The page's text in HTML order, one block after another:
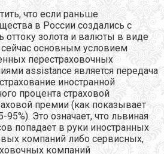
что если раньше
в России создались с
оттоку золота и валюты в виде
сейчас основным условием
перестраховочных
assistance является передача
иностранной
процента страховой
премии (как показывает
Это означает, что львиная
попадает в руки иностранных
компаний либо сервисных,
компаний